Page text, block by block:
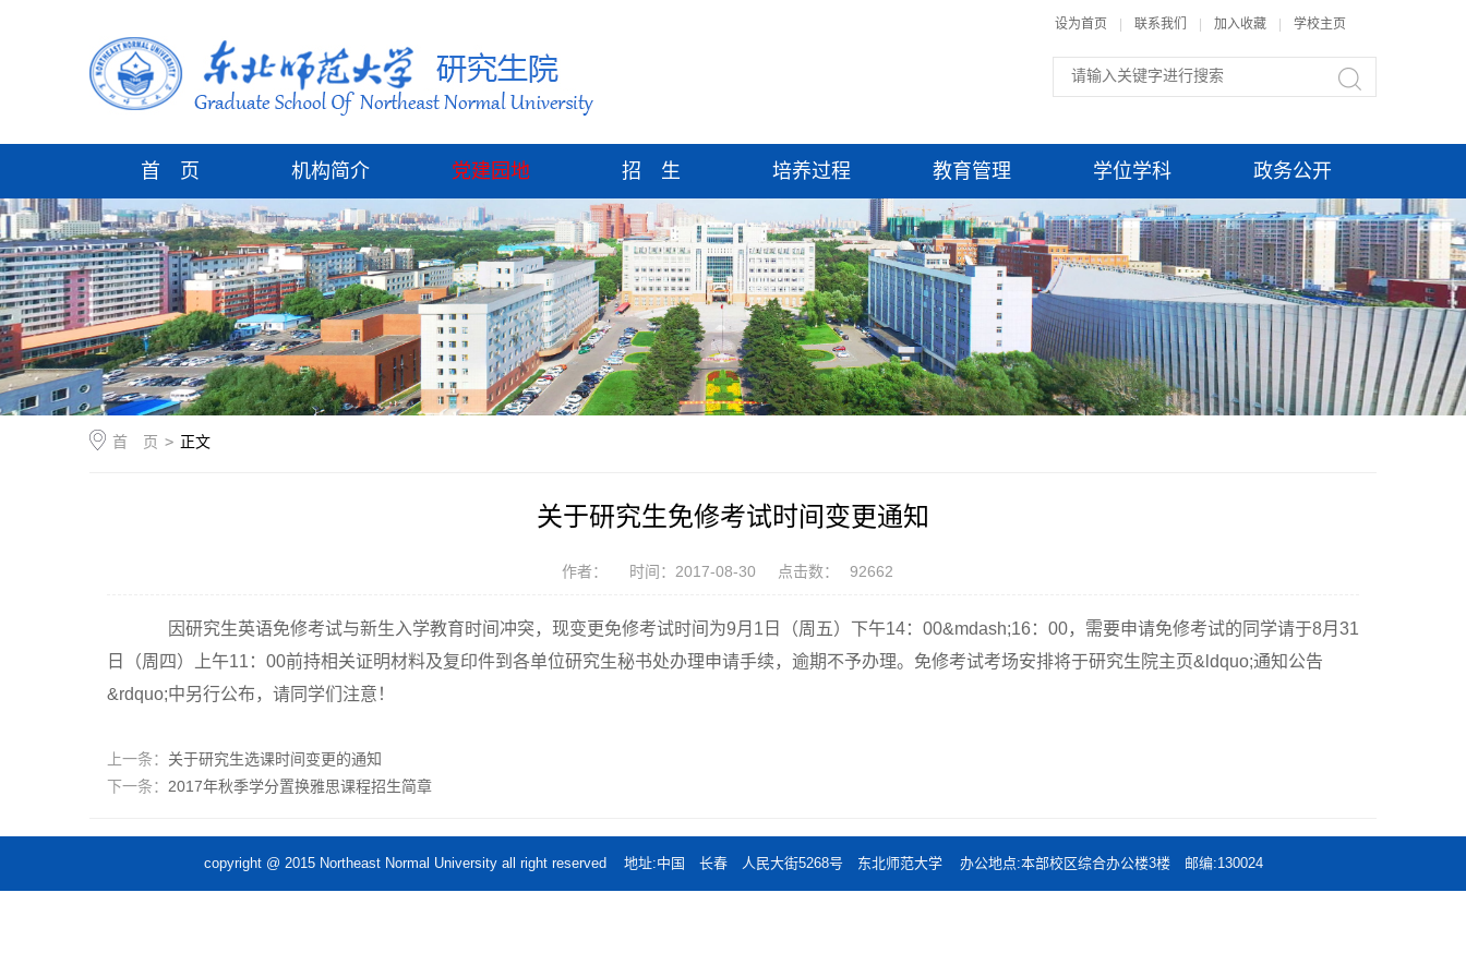
设为首页 联系我们 加入收藏 学校主页
首 页 机构简介 党建园地 招 生 培养过程 教育管理 学位学科 政务公开
首 页 > 正文
关于研究生免修考试时间变更通知
作者： 时间：2017-08-30 点击数： 92662
因研究生英语免修考试与新生入学教育时间冲突，现变更免修考试时间为9月1日（周五）下午14：00&mdash;16：00，需要申请免修考试的同学请于8月31
日（周四）上午11：00前持相关证明材料及复印件到各单位研究生秘书处办理申请手续，逾期不予办理。 免修考试考场安排将于研究生院主页&ldquo;通知公告
&rdquo;中另行公布，请同学们注意！
上一条： 关于研究生选课时间变更的通知
下一条： 2017年秋季学分置换雅思课程招生简章
copyright @ 2015 Northeast Normal University all right reserved 地址:中国 长春 人民大街5268号 东北师范大学 办公地点:本部校区综合办公楼3楼 邮编:130024